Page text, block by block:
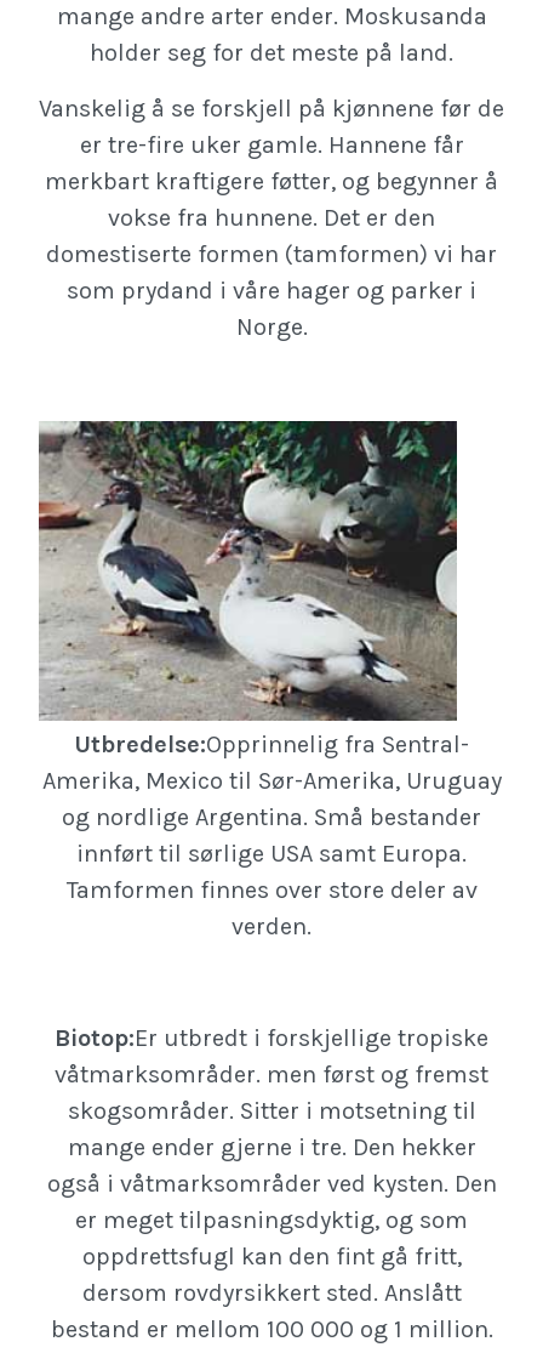
mange andre arter ender. Moskusanda
holder seg for det meste på land.
Vanskelig å se forskjell på kjønnene før de
er tre-fire uker gamle. Hannene får
merkbart kraftigere føtter, og begynner å
vokse fra hunnene. Det er den
domestiserte formen (tamformen) vi har
som prydand i våre hager og parker i
Norge.
Utbredelse:Opprinnelig fra Sentral-
Amerika, Mexico til Sør-Amerika, Uruguay
og nordlige Argentina. Små bestander
innført til sørlige USA samt Europa.
Tamformen finnes over store deler av
verden.
Biotop:Er utbredt i forskjellige tropiske
våtmarksområder. men først og fremst
skogsområder. Sitter i motsetning til
mange ender gjerne i tre. Den hekker
også i våtmarksområder ved kysten. Den
er meget tilpasningsdyktig, og som
oppdrettsfugl kan den fint gå fritt,
dersom rovdyrsikkert sted. Anslått
bestand er mellom 100 000 og 1 million.